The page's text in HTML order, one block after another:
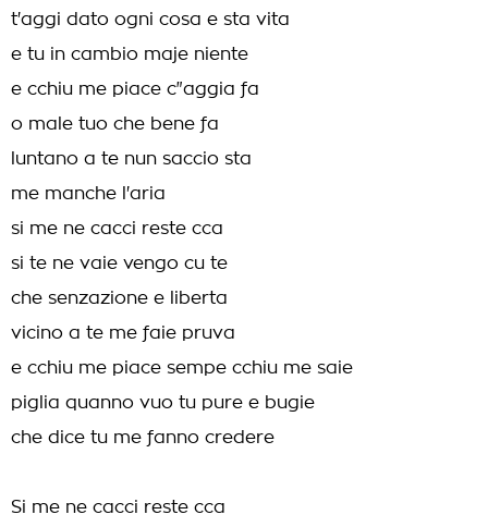
t'aggi dato ogni cosa e sta vita
e tu in cambio maje niente
e cchiu me piace c"aggia fa
o male tuo che bene fa
luntano a te nun saccio sta
me manche l'aria
si me ne cacci reste cca
si te ne vaie vengo cu te
che senzazione e liberta
vicino a te me faie pruva
e cchiu me piace sempe cchiu me saie
piglia quanno vuo tu pure e bugie
che dice tu me fanno credere
Si me ne cacci reste cca